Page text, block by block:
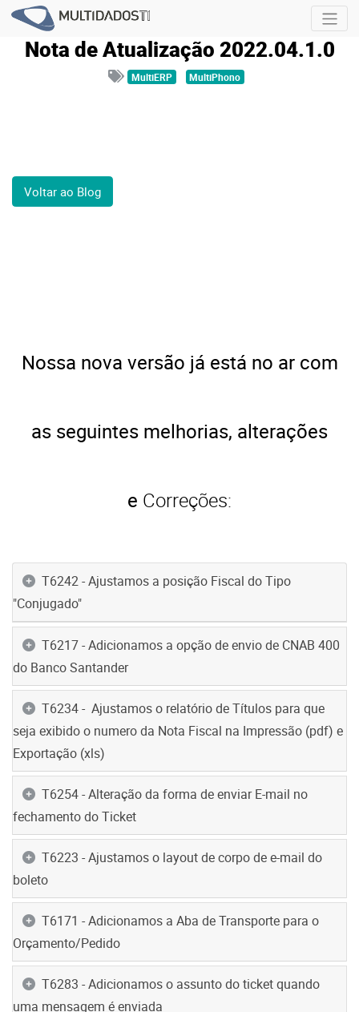
Nota de Atualização 2022.04.1.0
MultiERP MultiPhono
Voltar ao Blog
Nossa nova versão já está no ar com
as seguintes melhorias, alterações
e Correções:
T6242 - Ajustamos a posição Fiscal do Tipo
"Conjugado"
T6217 - Adicionamos a opção de envio de CNAB 400
do Banco Santander
T6234 - Ajustamos o relatório de Títulos para que
seja exibido o numero da Nota Fiscal na Impressão (pdf) e
Exportação (xls)
T6254 - Alteração da forma de enviar E-mail no
fechamento do Ticket
T6223 - Ajustamos o layout de corpo de e-mail do
boleto
T6171 - Adicionamos a Aba de Transporte para o
Orçamento/Pedido
T6283 - Adicionamos o assunto do ticket quando
uma mensagem é enviada